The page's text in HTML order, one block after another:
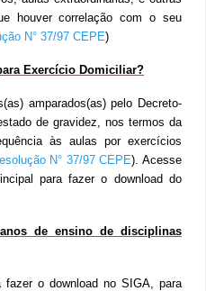
houver correlação com o seu
N° 37/97 CEPE)
Exercício Domiciliar?
amparados(as) pelo Decreto-
de gravidez, nos termos da
às aulas por exercícios
N° 37/97 CEPE). Acesse
para fazer o download do
de ensino de disciplinas
o download no SIGA, para